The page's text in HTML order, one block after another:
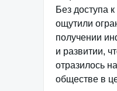
Без доступа
ощутили
получении
и развитии,
отразилось
обществе в